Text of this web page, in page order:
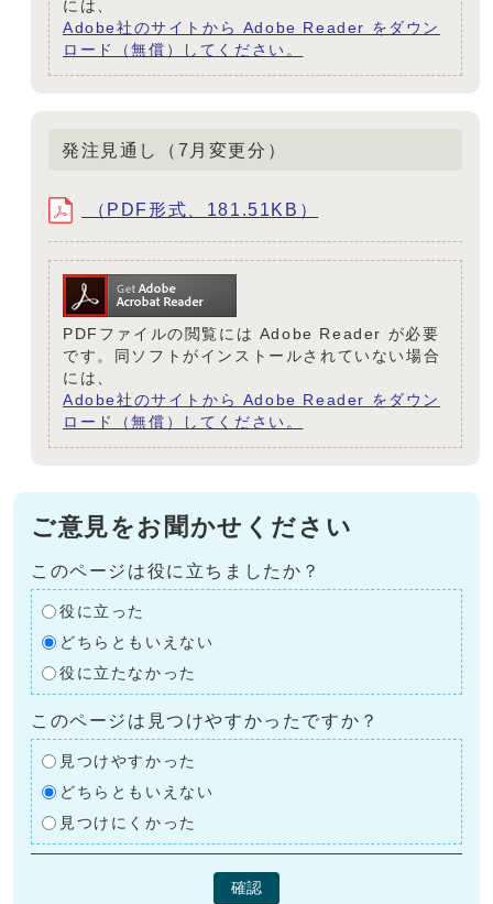
には、
Adobe社のサイトから Adobe Reader をダウン
ロード（無償）してください。
発注見通し（7月変更分）
（PDF形式、181.51KB）
PDFファイルの閲覧には Adobe Reader が必要
です。同ソフトがインストールされていない場合
には、
Adobe社のサイトから Adobe Reader をダウン
ロード（無償）してください。
ご意見をお聞かせください
このページは役に立ちましたか？
役に立った
どちらともいえない
役に立たなかった
このページは見つけやすかったですか？
見つけやすかった
どちらともいえない
見つけにくかった
確認